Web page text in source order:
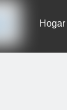
Hogar